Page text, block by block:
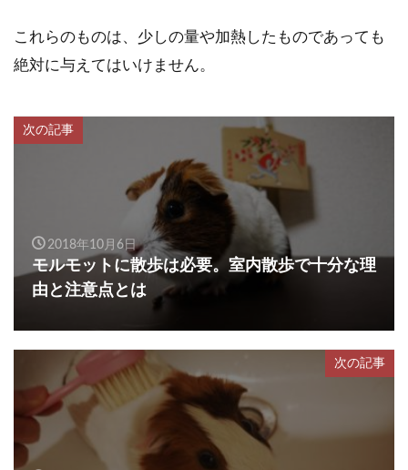
これらのものは、少しの量や加熱したものであっても
絶対に与えてはいけません。
次の記事
2018年10月6日
モルモットに散歩は必要。室内散歩で十分な理
由と注意点とは
次の記事